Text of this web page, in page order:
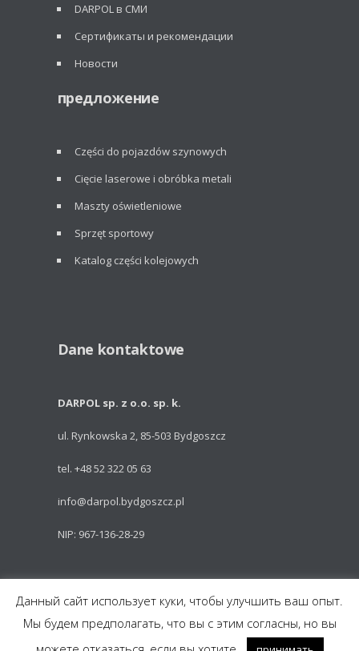
DARPOL в СМИ
Сертификаты и рекомендации
Новости
предложение
Części do pojazdów szynowych
Cięcie laserowe i obróbka metali
Maszty oświetleniowe
Sprzęt sportowy
Katalog części kolejowych
Dane kontaktowe
DARPOL sp. z o.o. sp. k.
ul. Rynkowska 2, 85-503 Bydgoszcz
tel. +48 52 322 05 63
info@darpol.bydgoszcz.pl
NIP: 967-136-28-29
Powered by: Talem Technologies
Części do pojazdów szynowych
Данный сайт использует куки, чтобы улучшить ваш опыт.
Мы будем предполагать, что вы с этим согласны, но вы